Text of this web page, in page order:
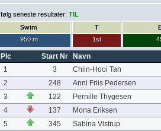
følg seneste resultater: TIL
Swim
950 m
T
1st
Plc Start Nr
Navn
1
3
Chiin-Hooi Tan
2
248
Anni Friis Pedersen
3
122
Pernille Thygesen
4
137
Mona Eriksen
5
345
Sabina Vistrup